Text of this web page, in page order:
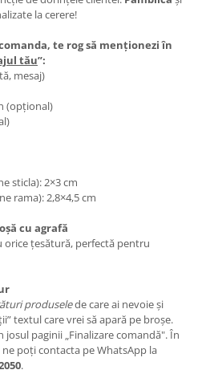
la cerere!
te rog să menționezi în
tău”:
mesaj)
(opțional)
sticla): 2×3 cm
rama): 2,8×4,5 cm
cu agrafă
orice țesătură, perfectă pentru
produselede care ai nevoie și
textul care vrei să apară pe broșe.
josul paginii „Finalizare comandă". În
poți contacta pe WhatsApp la
.